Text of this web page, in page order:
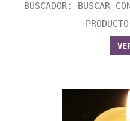
BUSCADOR: BUSCAR